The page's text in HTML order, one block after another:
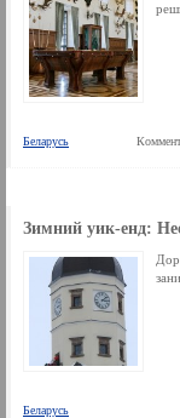
Беларусь
Зимний уик-енд:
Беларусь